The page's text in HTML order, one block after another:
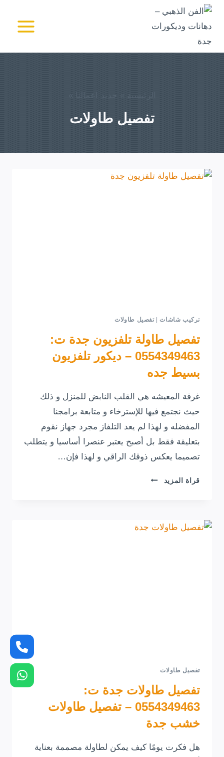
التجاوز
الرئيسية » جديد اعمالنا »
تفصيل طاولات
تركيب شاشات|تفصيل طاولات
تفصيل طاولة تلفزيون جدة ت:
0554349463 – ديكور تلفزيون
بسيط جده
غرفة المعيشه هي القلب النابض للمنزل و ذلك
حيث نجتمع فيها للإسترخاء و متابعة برامجنا
المفضله و لهذا لم يعد التلفاز مجرد جهاز نقوم
بتعليقة فقط بل أصبح يعتبر عنصرا أساسيا و يتطلب
تصميما يعكس ذوقك الراقي و لهذا فإن…
قراة المزيد
تفصيل
ت:
تفصيل طاولات
تفصيل طاولات جدة ت:
0554349463 – تفصيل طاولات
خشب جدة
هل فكرت يومًا كيف يمكن لطاولة مصممة بعناية